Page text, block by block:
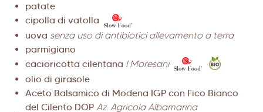
patate
cipolla di vatolla
uova senza uso di antibiotici allevamento a terra
parmigiano
cacioricotta cilentana I Moresani
olio di girasole
Aceto Balsamico di Modena IGP con Fico Bianco
del Cilento DOP Az. Agricola Albamarina